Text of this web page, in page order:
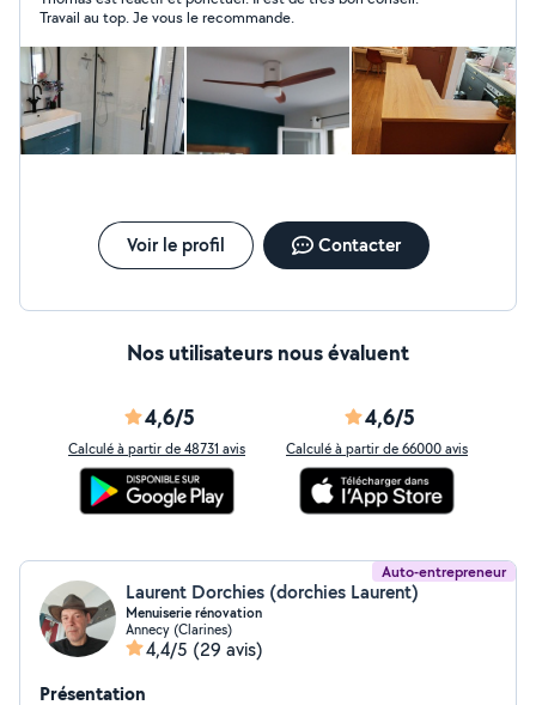
cela dépasse mes compétences et je vous dis
clairement que je ne sais pas faire.
Travail au top. Je vous le recommande.
Voir le profil Contacter
Nos utilisateurs nous évaluent
4,6/5
Calculé à partir de 48731 avis
4,6/5
Calculé à partir de 66000 avis
Auto-entrepreneur
Laurent Dorchies (dorchies Laurent)
Menuiserie rénovation
Annecy (Clarines)
4,4/5 (29 avis)
Présentation